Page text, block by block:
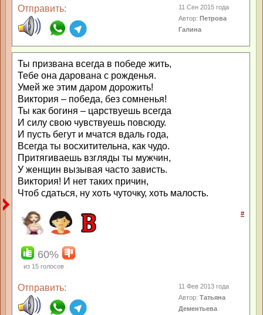
Отправить:
11 Сен 2015 года
Автор:Петрова
Галина
Ты призвана всегда в победе жить,
Тебе она дарована с рожденья.
Умей же этим даром дорожить!
Виктория – победа, без сомненья!
Ты как богиня – царствуешь всегда
И силу свою чувствуешь повсюду.
И пусть бегут и мчатся вдаль года,
Всегда ты восхитительна, как чудо.
Притягиваешь взгляды ты мужчин,
У женщин вызывая часто зависть.
Виктория! И нет таких причин,
Чтоб сдаться, ну хоть чуточку, хоть малость.
#
60%
из 15 голосов
Отправить:
11 Фев 2013 года
Автор:Татьяна
Дементьева